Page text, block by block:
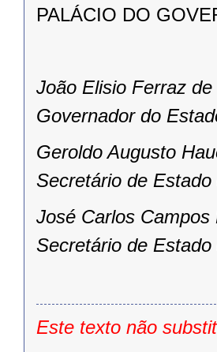
PALÁCIO DO
João Elisio Ferraz
Governador do
Geroldo Augusto
Secretário de
José Carlos Campos
Secretário de
Este texto não